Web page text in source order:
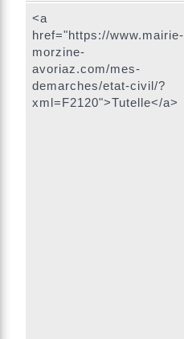
<a
href="https://www.mairie-
morzine-
avoriaz.com/mes-
demarches/etat-civil/?
xml=F2120">Tutelle</a>